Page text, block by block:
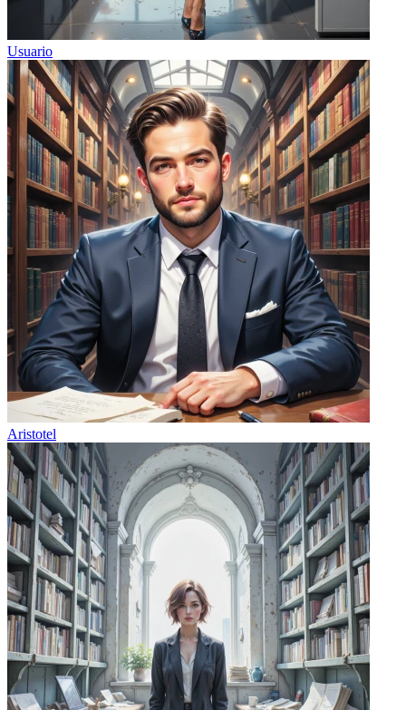
Usuario
Aristotel